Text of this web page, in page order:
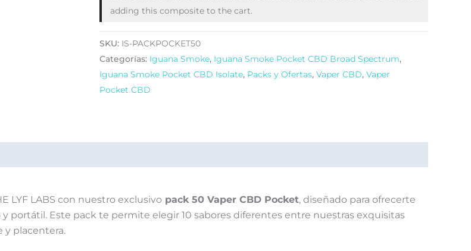
adding this composite to the cart.
SKU: IS-PACKPOCKET50
Categorías: Iguana Smoke, Iguana Smoke Pocket CBD Broad Spectrum,
Iguana Smoke Pocket CBD Isolate, Packs y Ofertas, Vaper CBD, Vaper
Pocket CBD
LYF LABS con nuestro exclusivo pack 50 Vaper CBD Pocket, diseñado para ofrecerte
portátil. Este pack te permite elegir 10 sabores diferentes entre nuestras exquisitas
y placentera.